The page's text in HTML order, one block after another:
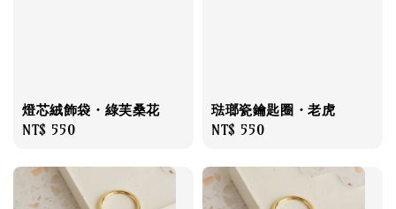
燈芯絨飾袋・綠芙桑花
Regular
NT$ 550
琺瑯瓷鑰匙圈・老虎
Regular
NT$ 550